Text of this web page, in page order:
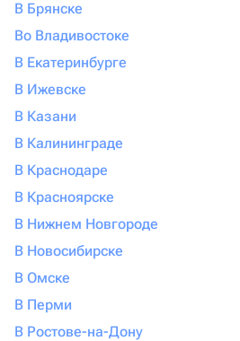
В Брянске
Во Владивостоке
В Екатеринбурге
В Ижевске
В Казани
В Калининграде
В Краснодаре
В Красноярске
В Нижнем Новгороде
В Новосибирске
В Омске
В Перми
В Ростове-на-Дону